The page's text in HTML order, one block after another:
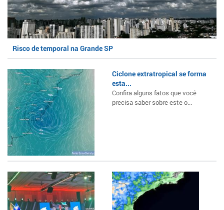
Risco de temporal na Grande SP
Ciclone extratropical se forma
esta...
Confira alguns fatos que você
precisa saber sobre este o...